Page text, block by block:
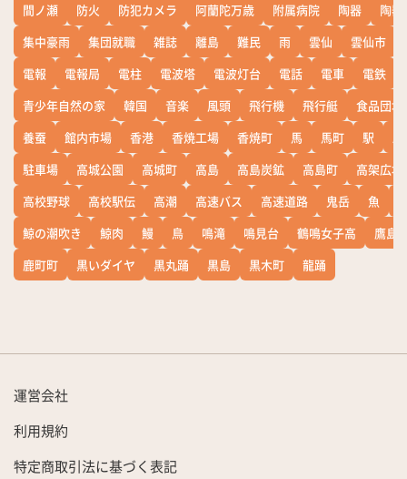
間ノ瀬
防火 防犯カメラ 阿蘭陀万歳 附属病院 陶器
陶器
集中豪雨
集団就職 雑誌 離島 難民 雨 雲仙 雲仙市
電報
電報局 電柱 電波塔 電波灯台 電話 電車 電鉄
青少年自然の家
韓国 音楽 風頭 飛行機 飛行艇
食品団地
養蚕
館内市場 香港 香焼工場 香焼町 馬 馬町 駅
駐車場
高城公園 高城町 高島 高島炭鉱 高島町
高架広場
高校野球
高校駅伝 高潮 高速バス 高速道路 鬼岳 魚
鯨の潮吹き
鯨肉 鰻 鳥 鳴滝 鳴見台 鶴鳴女子高
鷹島
鹿町町
黒いダイヤ 黒丸踊 黒島 黒木町 龍踊
運営会社
利用規約
特定商取引法に基づく表記